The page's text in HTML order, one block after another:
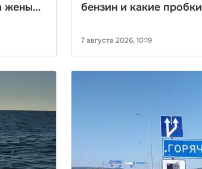
жены
бензин и какие пробки
7 августа 2026, 10:19